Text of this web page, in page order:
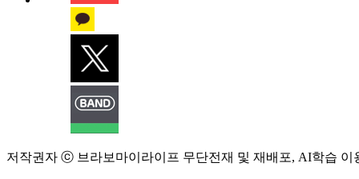
저작권자 ⓒ 브라보마이라이프 무단전재 및 재배포, AI학습 이